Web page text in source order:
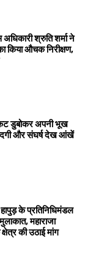
श्रुति शर्मा ने
किया औचक निरीक्षण,
डुबोकर अपनी भूख
और संघर्ष देख आंखें
के प्रतिनिधिमंडल
महाराजा
की उठाई मांग